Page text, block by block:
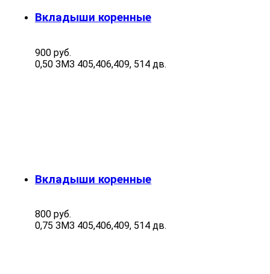
Вкладыши коренные
900 руб.
0,50 ЗМЗ 405,406,409, 514 дв.
Вкладыши коренные
800 руб.
0,75 ЗМЗ 405,406,409, 514 дв.